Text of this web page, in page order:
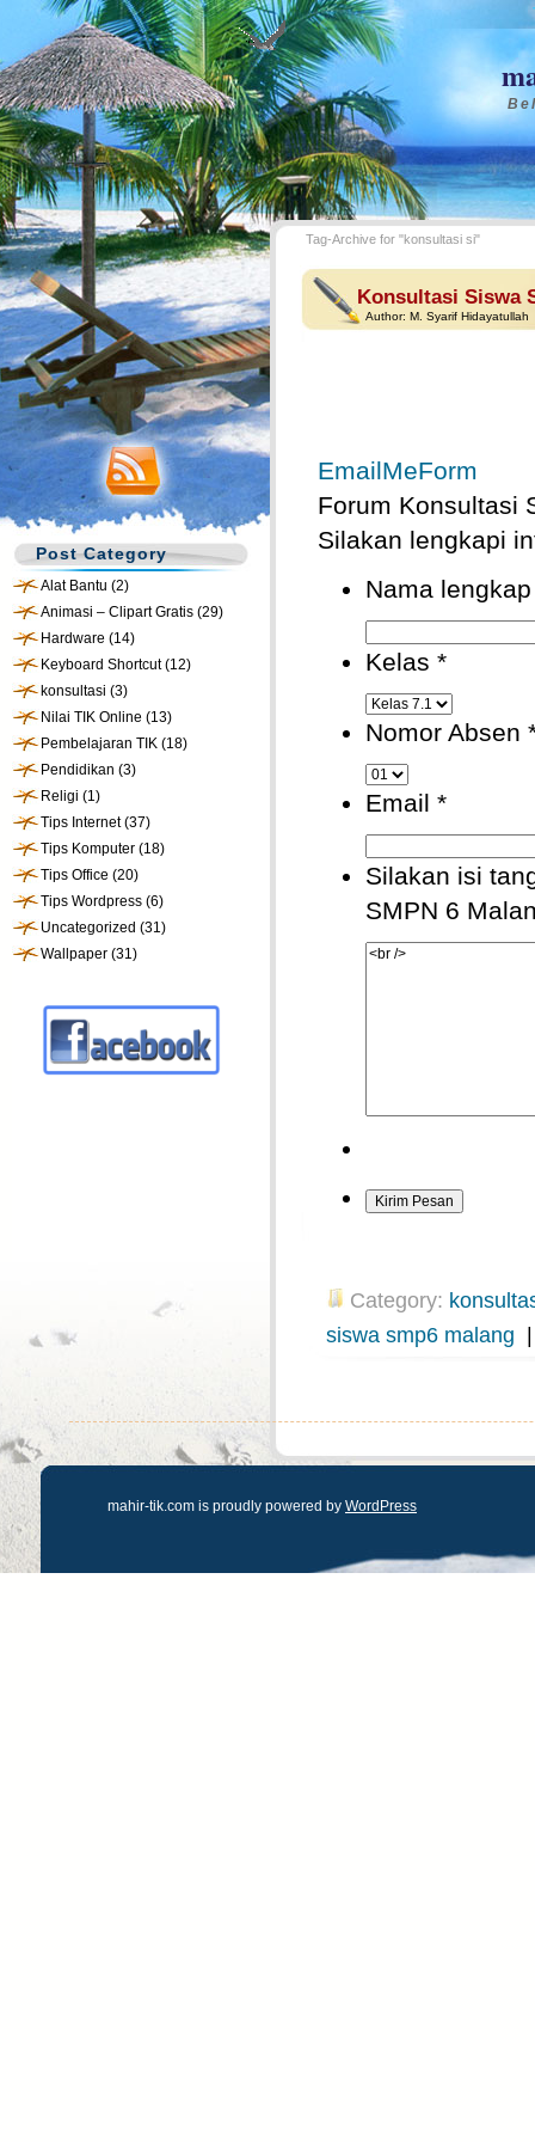
Post Category
Alat Bantu (2)
Animasi – Clipart Gratis (29)
Hardware (14)
Keyboard Shortcut(12)
konsultasi (3)
Nilai TIK Online (13)
Pembelajaran TIK (18)
Pendidikan (3)
Religi (1)
Tips Internet(37)
Tips Komputer (18)
Tips Office (20)
Tips Wordpress (6)
Uncategorized (31)
Wallpaper (31)
Tag-Archive for "konsultasi si"
Konsultasi Siswa
Author: M. Syarif Hidayatullah
EmailMeForm
Forum Konsultasi
Silakan lengkapi
Nama
Kelas *
Nomor Absen
Email *
Silakan isi
SMPN 6
Category:
siswa smp6 malang
mahir-tik.com is proudly powered by WordPress